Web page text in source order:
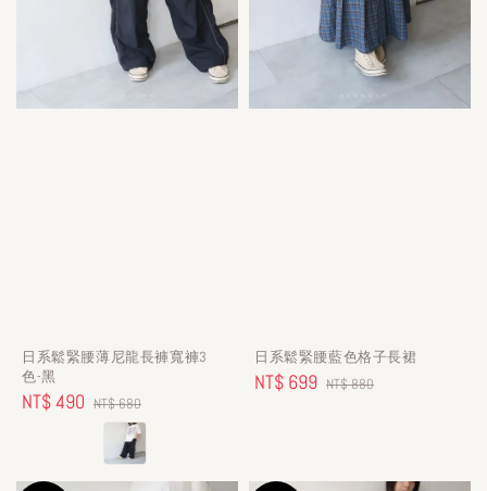
日系鬆緊腰薄尼龍長褲寬褲3
色-黑
Sale
NT$ 490 Regular
price
NT$ 680
日系鬆緊腰藍色格子長裙
Sale
NT$ 699 Regular
NT$ 880